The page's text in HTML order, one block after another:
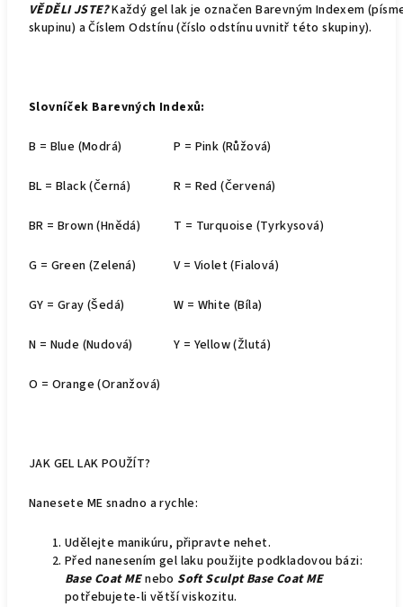
VĚDĚLI JSTE?Každý gel lak je označen Barevným Indexem
skupinu) a Číslem Odstínu (číslo odstínu uvnitř této skupiny).
Slovníček Barevných Indexů:
B = Blue (Modrá) P = Pink (Růžová)
BL = Black (Černá) R = Red (Červená)
BR = Brown (Hnědá) T = Turquoise (Tyrkysová)
G = Green (Zelená) V = Violet (Fialová)
GY = Gray (Šedá) W = White (Bíla)
N = Nude (Nudová) Y = Yellow (Žlutá)
O = Orange (Oranžová)
JAK GEL LAK POUŽÍT?
Nanesete ME snadno a rychle:
Udělejte manikúru, připravte nehet.
Před nanesením gel laku použijte podkladovou bázi:
Base Coat MEnebo Soft Sculpt Base Coat ME
potřebujete-li větší viskozitu.